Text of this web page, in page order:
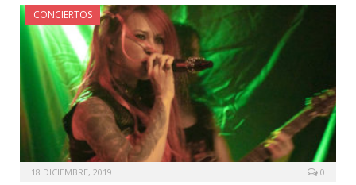
CONCIERTOS
18 DICIEMBRE, 2019 0